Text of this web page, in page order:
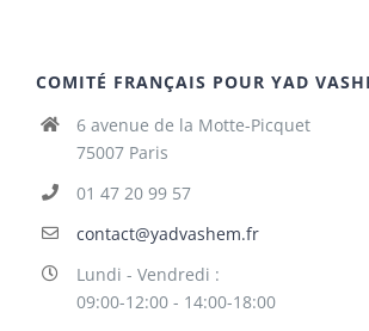
COMITÉ FRANÇAIS POUR YAD
6 avenue de la Motte-Picquet
75007 Paris
01 47 20 99 57
contact@yadvashem.fr
Lundi - Vendredi :
09:00-12:00 - 14:00-18:00